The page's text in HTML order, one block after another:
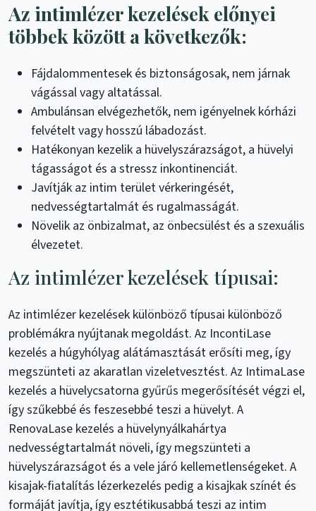
Az intimlézer kezelések előnyei
többek között a következők:
Fájdalommentesek és biztonságosak, nem járnak
vágással vagy altatással.
Ambulánsan elvégezhetők, nem igényelnek kórházi
felvételt vagy hosszú lábadozást.
Hatékonyan kezelik a hüvelyszárazságot, a hüvelyi
tágasságot és a stressz inkontinenciát.
Javítják az intim terület vérkeringését,
nedvességtartalmát és rugalmasságát.
Növelik az önbizalmat, az önbecsülést és a szexuális
élvezetet.
Az intimlézer kezelések típusai:
Az intimlézer kezelések különböző típusai különböző
problémákra nyújtanak megoldást. Az IncontiLase
kezelés a húgyhólyag alátámasztását erősíti meg, így
megszünteti az akaratlan vizeletvesztést. Az IntimaLase
kezelés a hüvelycsatorna gyűrűs megerősítését végzi el,
így szűkebbé és feszesebbé teszi a hüvelyt. A
RenovaLase kezelés a hüvelynyálkahártya
nedvességtartalmát növeli, így megszünteti a
hüvelyszárazságot és a vele járó kellemetlenségeket. A
kisajak-fiatalítás lézerkezelés pedig a kisajkak színét és
formáját javítja, így esztétikusabbá teszi az intim